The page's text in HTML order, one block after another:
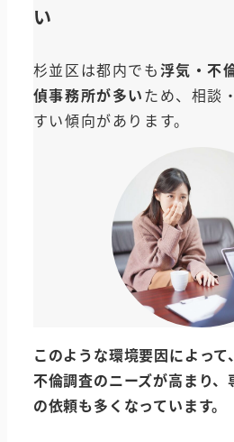
い
杉並区は都内でも浮気・不
偵事務所が多いため、相談
すい傾向があります。
このような環境要因によって、
不倫調査のニーズが高まり
の依頼も多くなっています。